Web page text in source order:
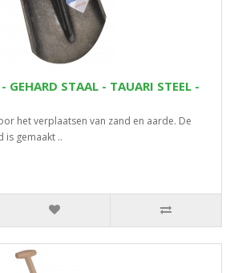
STAAL - TAUARI STEEL -
het verplaatsen van zand en aarde. De
is gemaakt ..